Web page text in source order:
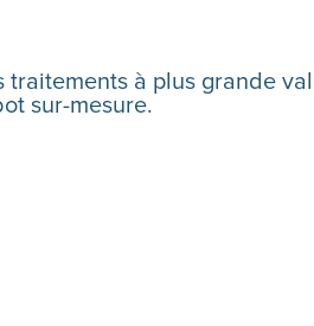
traitements à plus grande
sur-mesure.